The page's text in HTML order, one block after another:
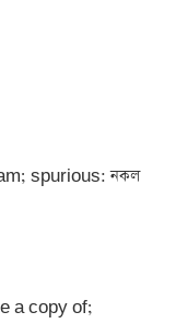
spurious: নকল
a copy of;